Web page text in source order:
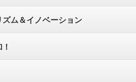
ム＆イノベーション